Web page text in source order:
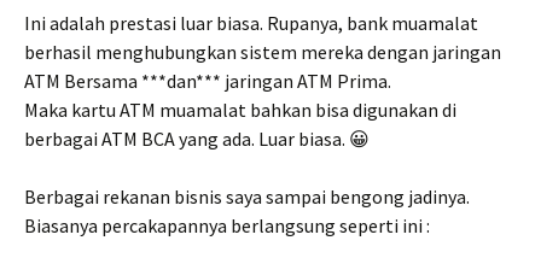
Ini adalah prestasi luar biasa. Rupanya, bank muamalat
berhasil menghubungkan sistem mereka dengan jaringan
ATM Bersama ***dan*** jaringan ATM Prima.
Maka kartu ATM muamalat bahkan bisa digunakan di
berbagai ATM BCA yang ada. Luar biasa. 😀
Berbagai rekanan bisnis saya sampai bengong jadinya.
Biasanya percakapannya berlangsung seperti ini :